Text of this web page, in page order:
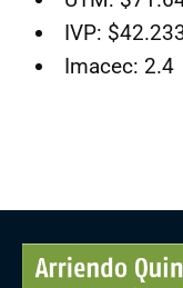
IVP:
Imacec: 2.4